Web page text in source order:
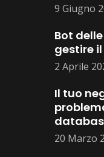
9 Giugno
Bot
gestire
2 Aprile
Il tuo
20 Marzo